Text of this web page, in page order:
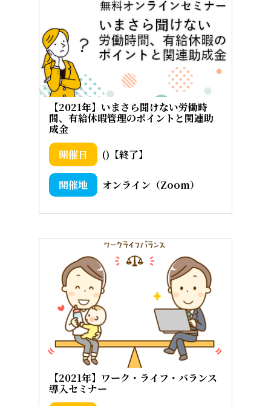
【2021年】いまさら聞けない労働時
間、有給休暇管理のポイントと関連助
成金
()【終了】
オンライン（Zoom）
【2021年】ワーク・ライフ・バランス
導入セミナー